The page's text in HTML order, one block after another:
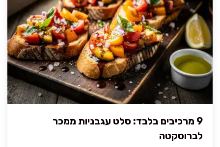
9 מרכיבים בלבד: סלט עגבניות ממכר
לברוסקטה